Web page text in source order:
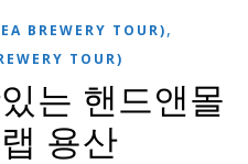
BREWERY TOUR),
TOUR)
는 핸드앤몰
용산